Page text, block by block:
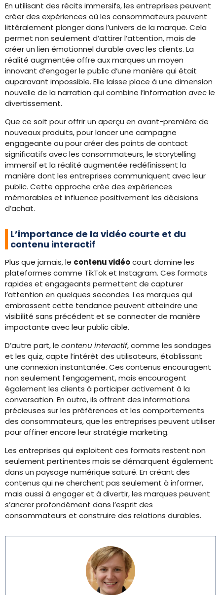
En utilisant des récits immersifs, les entreprises peuvent
créer des expériences où les consommateurs peuvent
littéralement plonger dans l’univers de la marque. Cela
permet non seulement d’attirer l’attention, mais de
créer un lien émotionnel durable avec les clients. La
réalité augmentée offre aux marques un moyen
innovant d’engager le public d’une manière qui était
auparavant impossible. Elle laisse place à une dimension
nouvelle de la narration qui combine l’information avec le
divertissement.
Que ce soit pour offrir un aperçu en avant-première de
nouveaux produits, pour lancer une campagne
engageante ou pour créer des points de contact
significatifs avec les consommateurs, le storytelling
immersif et la réalité augmentée redéfinissent la
manière dont les entreprises communiquent avec leur
public. Cette approche crée des expériences
mémorables et influence positivement les décisions
d’achat.
L’importance de la vidéo courte et du
contenu interactif
Plus que jamais, le contenu vidéocourt domine les
plateformes comme TikTok et Instagram. Ces formats
rapides et engageants permettent de capturer
l’attention en quelques secondes. Les marques qui
embrassent cette tendance peuvent atteindre une
visibilité sans précédent et se connecter de manière
impactante avec leur public cible.
D’autre part, le contenu interactif, comme les sondages
et les quiz, capte l’intérêt des utilisateurs, établissant
une connexion instantanée. Ces contenus encouragent
non seulement l’engagement, mais encouragent
également les clients à participer activement à la
conversation. En outre, ils offrent des informations
précieuses sur les préférences et les comportements
des consommateurs, que les entreprises peuvent utiliser
pour affiner encore leur stratégie marketing.
Les entreprises qui exploitent ces formats restent non
seulement pertinentes mais se démarquent également
dans un paysage numérique saturé. En créant des
contenus qui ne cherchent pas seulement à informer,
mais aussi à engager et à divertir, les marques peuvent
s’ancrer profondément dans l’esprit des
consommateurs et construire des relations durables.